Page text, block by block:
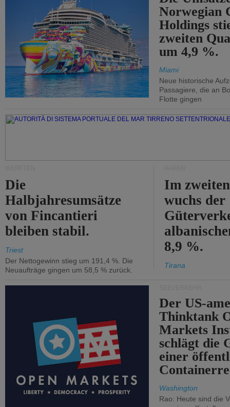
Norwegian
Holdings
zweiten
um 4,9 %.
Miami
Neue historische
Passagiere, die an
Flotte gingen
Die
Halbjahresumsätze
von Fincantieri
bleiben stabil.
Triest
Der Nettogewinn stieg um 191,4 %. Die
Neuaufträge gingen um 58,5 % zurück.
Im
wuchs der
8,9 %.
Tirana
Der US-
Thinktank
Markets
schlägt die
einer
Washington
Rao: Heute sind die